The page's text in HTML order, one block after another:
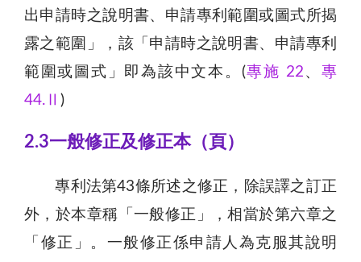
出申請時之說明書、申請專利範圍或圖式所揭
露之範圍」，該「申請時之說明書、申請專利
範圍或圖式」即為該中文本。(專施 22 、專
44.Ⅱ )
2.3一般修正及修正本（頁）
專利法第43條所述之修正，除誤譯之訂正
外，於本章稱「一般修正」，相當於第六章之
「修正」。一般修正係申請人為克服其說明